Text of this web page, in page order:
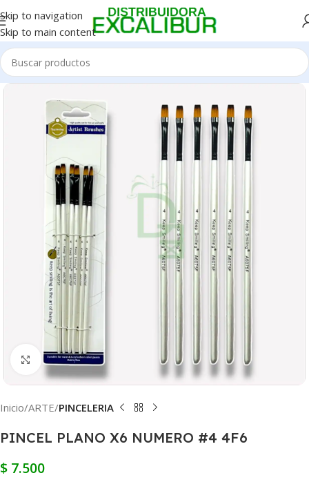
Skip to navigation
Skip to main content
Clic para ampliar
Inicio ARTE PINCELERIA
PINCEL PLANO X6 NUMERO #4 4F6
$ 7.500